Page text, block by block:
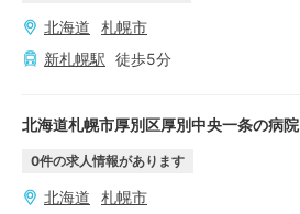
北海道
札幌市
新札幌駅 徒歩5分
北海道札幌市厚別区厚別中央一条の病院
0件の求人情報があります
北海道
札幌市